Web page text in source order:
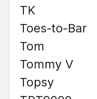
TK
Toes-to-Bar
Tom
Tommy V
Topsy